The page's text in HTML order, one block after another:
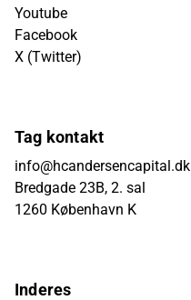
Youtube
Facebook
X (Twitter)
Tag kontakt
info@hcandersencapital.dk
Bredgade 23B, 2. sal
1260 København K
Inderes